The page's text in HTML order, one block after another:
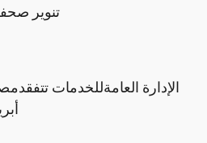
تنوير
الإدارة العامةللخدمات